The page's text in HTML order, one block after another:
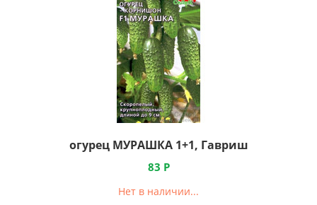
огурец МУРАШКА 1+1, Гавриш
83 Р
Нет в наличии...